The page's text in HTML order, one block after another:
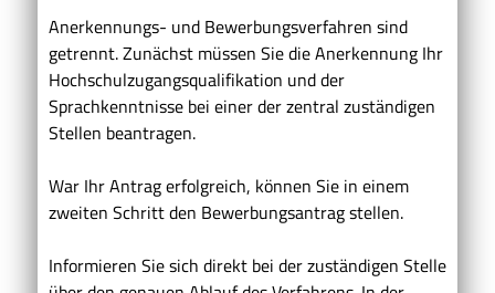
Anerkennungs- und Bewerbungsverfahren sind
getrennt. Zunächst müssen Sie die Anerkennung Ihr
Hochschulzugangsqualifikation und der
Sprachkenntnisse bei einer der zentral zuständigen
Stellen beantragen.
War Ihr Antrag erfolgreich, können Sie in einem
zweiten Schritt den Bewerbungsantrag stellen.
Informieren Sie sich direkt bei der zuständigen Stelle